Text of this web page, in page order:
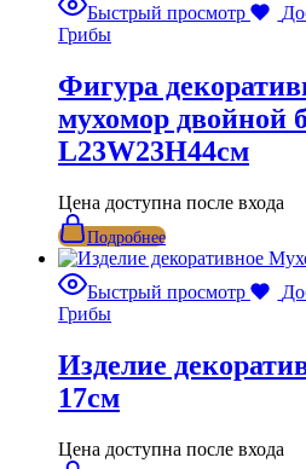
Быстрый просмотр
Грибы
Фигура
мухомор двойной
L23W23H44см
Цена доступна после входа
Подробнее
Быстрый просмотр
Грибы
Изделие
17см
Цена доступна после входа